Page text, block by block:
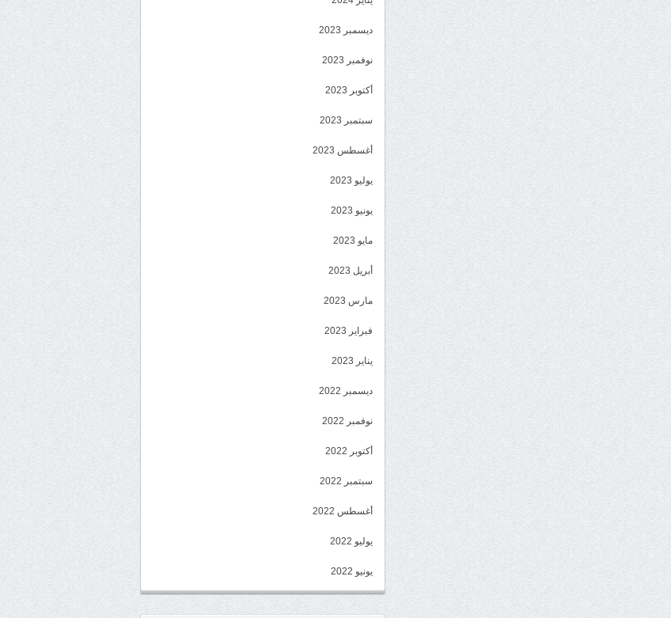
ديسمبر 2023
نوفمبر 2023
أكتوبر 2023
سبتمبر 2023
أغسطس 2023
يوليو 2023
يونيو 2023
مايو 2023
أبريل 2023
مارس 2023
فبراير 2023
يناير 2023
ديسمبر 2022
نوفمبر 2022
أكتوبر 2022
سبتمبر 2022
أغسطس 2022
يوليو 2022
يونيو 2022